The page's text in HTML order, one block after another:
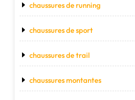
chaussures de running
chaussures de sport
chaussures de trail
chaussures montantes